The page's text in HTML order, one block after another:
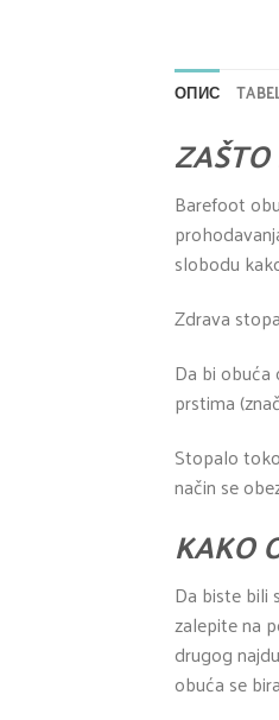
ОПИС
Barefoot
slobodu
Zdrava
Da bi
prstima
Stopalo
način se
KAKO
Da biste bili
zalepite na
drugog
obuća se